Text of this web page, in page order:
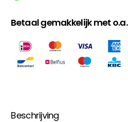
Betaal gemakkelijk met o.a.
Beschrijving